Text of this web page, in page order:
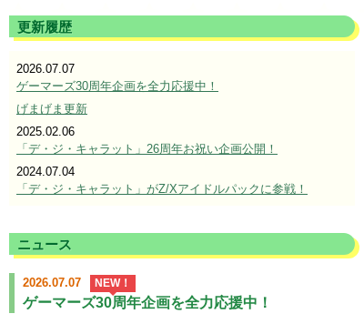
更新履歴
2026.07.07
ゲーマーズ30周年企画を全力応援中！
げまげま更新
2025.02.06
「デ・ジ・キャラット」26周年お祝い企画公開！
2024.07.04
「デ・ジ・キャラット」がZ/Xアイドルパックに参戦！
2023.04.12
2022.12.26
Z/Xキャラクターデッキ「デ・ジ・キャラット」販売決定！！
ニュース
2026.07.07 NEW！
ゲーマーズ30周年企画を全力応援中！